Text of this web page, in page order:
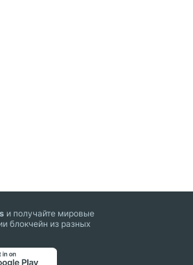
и получайте мировые
блокчейн из разных